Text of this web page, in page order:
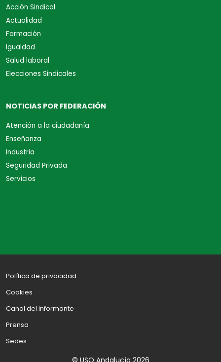
Acción Sindical
Actualidad
Formación
Igualdad
Salud laboral
Elecciones Sindicales
NOTICIAS POR FEDERACIÓN
Atención a la ciudadanía
Enseñanza
Industria
Seguridad Privada
Servicios
Política de privacidad
Cookies
Canal del informante
Prensa
Sedes